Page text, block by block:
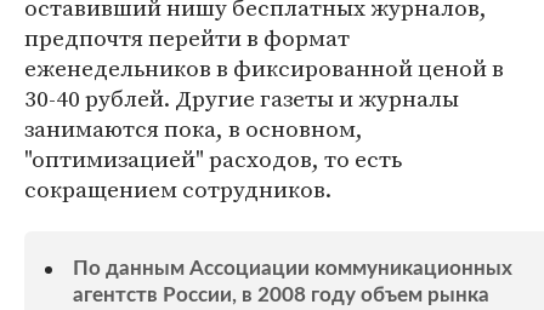
оставивший нишу бесплатных журналов,
предпочтя перейти в формат
еженедельников в фиксированной ценой в
30-40 рублей. Другие газеты и журналы
занимаются пока, в основном,
"оптимизацией" расходов, то есть
сокращением сотрудников.
По данным Ассоциации коммуникационных
агентств России, в 2008 году объем рынка